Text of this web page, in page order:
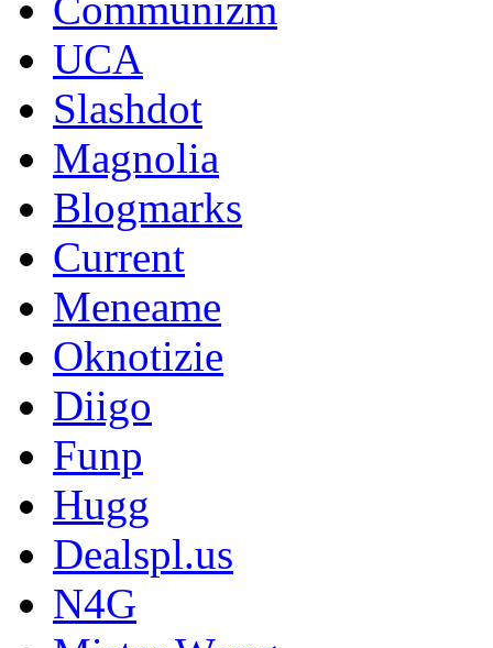
Communizm
UCA
Slashdot
Magnolia
Blogmarks
Current
Meneame
Oknotizie
Diigo
Funp
Hugg
Dealspl.us
N4G